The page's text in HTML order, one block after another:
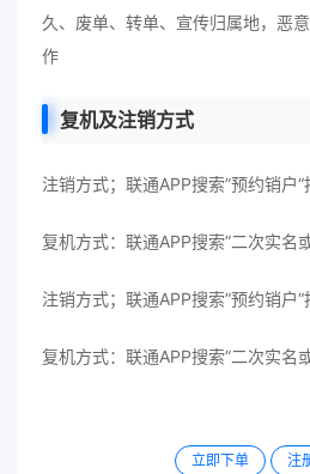
久、废单、转单、宣传归属地，恶
作
复机及注销方式
注销方式；联通APP搜索”预约销户“
复机方式：联通APP搜索”二次实名
注销方式；联通APP搜索”预约销户“
复机方式：联通APP搜索”二次实名
立即下单 注